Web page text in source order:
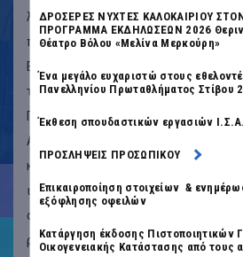
ΔΡΟΣΕΡΕΣ ΝΥΧΤΕΣ ΚΑΛΟΚΑΙΡΙΟΥ
ΠΡΟΓΡΑΜΜΑ ΕΚΔΗΛΩΣΕΩΝ 2026
Θέατρο Βόλου «Μελίνα Μερκούρη»
Ένα μεγάλο ευχαριστώ στους
Πανελληνίου Πρωταθλήματος Στίβου
Έκθεση σπουδαστικών εργασιών
ΠΡΟΣΛΗΨΕΙΣ ΠΡΟΣΩΠΙΚΟΥ
Επικαιροποίηση στοιχείων &
εξόφλησης οφειλών
Κατάργηση έκδοσης Πιστοποιητικών
Οικογενειακής Κατάστασης από τους
Ο ΔΗΜΟΣ ΜΑΣ
ΚΑΤΟΙΚΟΙ
λειτουργία, να αναλύσουμε την
προσωποποιήσουμε το περιεχόμενο
Επιπλέον, μπορεί να μοιραστούμε
τη χρήση σας του ιστοχώρου μας με
Πιο συγκεκριμένα, τα cookies
Απολύτως απαραίτητα, Cookies
και Στοχευμένα cookies.
ιστότοπο μας αποδέχεστε τα
cookies. Διαβάστε περισσότερα ή
ρυθμίσεις σας για τα cookies για τον